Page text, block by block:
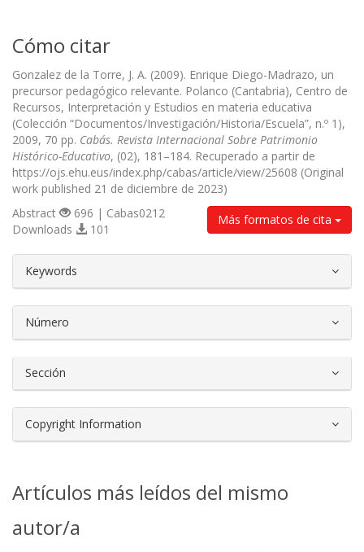
Cómo citar
Gonzalez de la Torre, J. A. (2009). Enrique Diego-Madrazo, un
precursor pedagógico relevante. Polanco (Cantabria), Centro de
Recursos, Interpretación y Estudios en materia educativa
(Colección “Documentos/Investigación/Historia/Escuela”, n.º 1),
2009, 70 pp. Cabás. Revista Internacional Sobre Patrimonio
Histórico-Educativo, (02), 181–184. Recuperado a partir de
https://ojs.ehu.eus/index.php/cabas/article/view/25608 (Original
work published 21 de diciembre de 2023)
Más formatos de cita
Abstract
696 | Cabas0212
Downloads
101
Keywords
Número
Sección
Copyright Information
Artículos más leídos del mismo
autor/a